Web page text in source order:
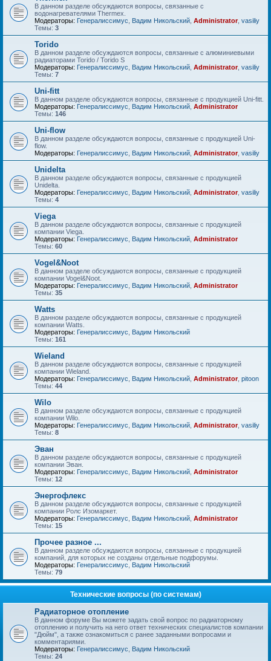
В данном разделе обсуждаются вопросы, связанные с
водонагревателями Thermex.
Модераторы: Генералиссимус Вадим Никольский Administrator, vasiliy
Темы: 3
Torido
В данном разделе обсуждаются вопросы, связанные с алюминиевыми
радиаторами Torido / Torido S
Модераторы: Генералиссимус Вадим Никольский Administrator, vasiliy
Темы: 7
Uni-fitt
В данном разделе обсуждаются вопросы, связанные с продукцией Uni-fitt.
Модераторы: Генералиссимус Вадим Никольский Administrator
Темы: 146
Uni-flow
В данном разделе обсуждаются вопросы, связанные с продукцией Uni-
flow.
Модераторы: Генералиссимус Вадим Никольский Administrator, vasiliy
Unidelta
В данном разделе обсуждаются вопросы, связанные с продукцией
Unidelta.
Модераторы: Генералиссимус Вадим Никольский Administrator, vasiliy
Темы: 4
Viega
В данном разделе обсуждаются вопросы, связанные с продукцией
компании Viega.
Модераторы: Генералиссимус Вадим Никольский Administrator
Темы: 60
Vogel&Noot
В данном разделе обсуждаются вопросы, связанные с продукцией
компании Vogel&Noot.
Модераторы: Генералиссимус Вадим Никольский Administrator
Темы: 35
Watts
В данном разделе обсуждаются вопросы, связанные с продукцией
компании Watts.
Модераторы: Генералиссимус
Вадим Никольский
Темы: 161
Wieland
В данном разделе обсуждаются вопросы, связанные с продукцией
компании Wieland.
Модераторы: Генералиссимус Вадим Никольский Administrator, pitoon
Темы: 44
Wilo
В данном разделе обсуждаются вопросы, связанные с продукцией
компании Wilo.
Модераторы: Генералиссимус Вадим Никольский Administrator, vasiliy
Темы: 8
Эван
В данном разделе обсуждаются вопросы, связанные с продукцией
компании Эван.
Модераторы: Генералиссимус Вадим Никольский Administrator
Темы: 12
Энергофлекс
В данном разделе обсуждаются вопросы, связанные с продукцией
компании Ролс Изомаркет.
Модераторы: Генералиссимус Вадим Никольский Administrator
Темы: 15
Прочее разное ...
В данном разделе обсуждаются вопросы, связанные с продукцией
компаний, для которых не созданы отдельные подфорумы.
Модераторы: Генералиссимус
Вадим Никольский
Темы: 79
Технические вопросы (по системам)
Радиаторное отопление
В данном форуме Вы можете задать свой вопрос по радиаторному
отоплению и получить на него ответ технических специалистов компании
"Дюйм", а также ознакомиться с ранее заданными вопросами и
комментариями.
Модераторы: Генералиссимус
Вадим Никольский
Темы: 24